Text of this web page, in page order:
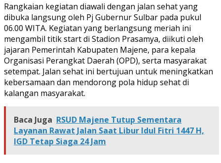
Rangkaian kegiatan diawali dengan jalan sehat yang
dibuka langsung oleh Pj Gubernur Sulbar pada pukul
06.00 WITA. Kegiatan yang berlangsung meriah ini
mengambil titik start di Stadion Prasamya, diikuti oleh
jajaran Pemerintah Kabupaten Majene, para kepala
Organisasi Perangkat Daerah (OPD), serta masyarakat
setempat. Jalan sehat ini bertujuan untuk meningkatkan
kebersamaan dan mendorong pola hidup sehat di
kalangan masyarakat.
Baca Juga RSUD Majene Tutup Sementara
Layanan Rawat Jalan Saat Libur Idul Fitri 1447 H,
IGD Tetap Siaga 24 Jam